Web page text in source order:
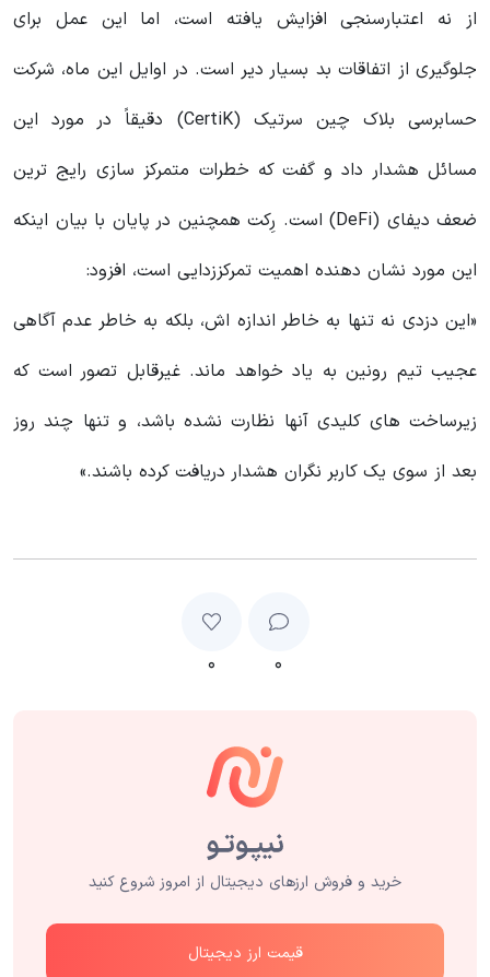
از نه اعتبارسنجی افزایش یافته است، اما این عمل برای
جلوگیری از اتفاقات بد بسیار دیر است. در اوایل این ماه، شرکت
حسابرسی بلاک چین سرتیک (CertiK) دقیقاً در مورد این
مسائل هشدار داد و گفت که خطرات متمرکز سازی رایج ترین
ضعف دیفای (DeFi) است. رِکت همچنین در پایان با بیان اینکه
این مورد نشان دهنده اهمیت تمرکززدایی است، افزود:
«این دزدی نه تنها به خاطر اندازه اش، بلکه به خاطر عدم آگاهی
عجیب تیم رونین به یاد خواهد ماند. غیرقابل تصور است که
زیرساخت های کلیدی آنها نظارت نشده باشد، و تنها چند روز
بعد از سوی یک کاربر نگران هشدار دریافت کرده باشند.»
۰ ۰
خرید و فروش ارزهای دیجیتال از امروز شروع کنید
قیمت ارز دیجیتال